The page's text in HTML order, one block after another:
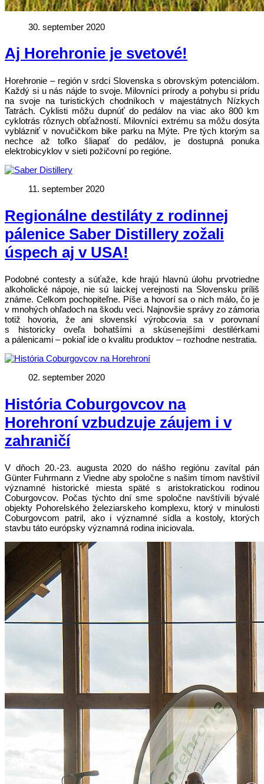
30. september 2020
Aj Horehronie je svetové!
Horehronie – región v srdci Slovenska s obrovským potenciálom.
Každý si u nás nájde to svoje. Milovníci prírody a pohybu si prídu
na svoje na turistických chodníkoch v majestátnych Nízkych
Tatrách. Cyklisti môžu dupnúť do pedálov na viac ako 800 km
cyklotrás rôznych obťažností. Milovníci extrému sa môžu dosýta
vyblázniť v novučičkom bike parku na Mýte. Pre tých ktorým sa
nechce až toľko šliapať do pedálov, je dostupná ponuka
elektrobicyklov v sieti požičovní po regióne.
11. september 2020
Regionálne destiláty z rodinnej
pálenice Saber Distillery zožali
úspech aj v USA!
Podobné contesty a súťaže, kde hrajú hlavnú úlohu prvotriedne
alkoholické nápoje, nie sú laickej verejnosti na Slovensku príliš
známe. Celkom pochopiteľne. Píše a hovorí sa o nich málo, čo je
v mnohých ohľadoch na škodu veci. Najnovšie správy zo zámoria
totiž hovoria, že ani slovenskí výrobcovia sa v porovnaní
s historicky oveľa bohatšími a skúsenejšími destilérkami
a pálenicami – pokiaľ ide o kvalitu produktov – rozhodne nestratia.
02. september 2020
História Coburgovcov na
Horehroní vzbudzuje záujem i v
zahraničí
V dňoch 20.-23. augusta 2020 do nášho regiónu zavítal pán
Günter Fuhrmann z Viedne aby spoločne s našim tímom navštívil
významné historické miesta späté s aristokratickou rodinou
Coburgovcov. Počas týchto dní sme spoločne navštívili bývalé
objekty Pohorelského železiarskeho komplexu, ktorý v minulosti
Coburgovcom patril, ako i významné sídla a kostoly, ktorých
stavbu táto európsky významná rodina iniciovala.